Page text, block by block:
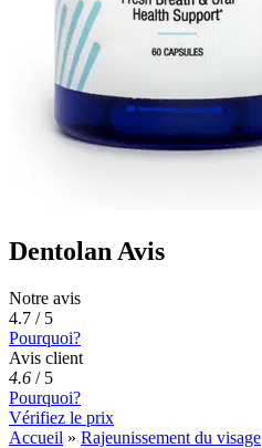
Dentolan Avis
Notre avis
4.7 / 5
Pourquoi?
Avis client
4.6 / 5
Pourquoi?
Vérifiez le prix
Accueil » Rajeunissement du visage